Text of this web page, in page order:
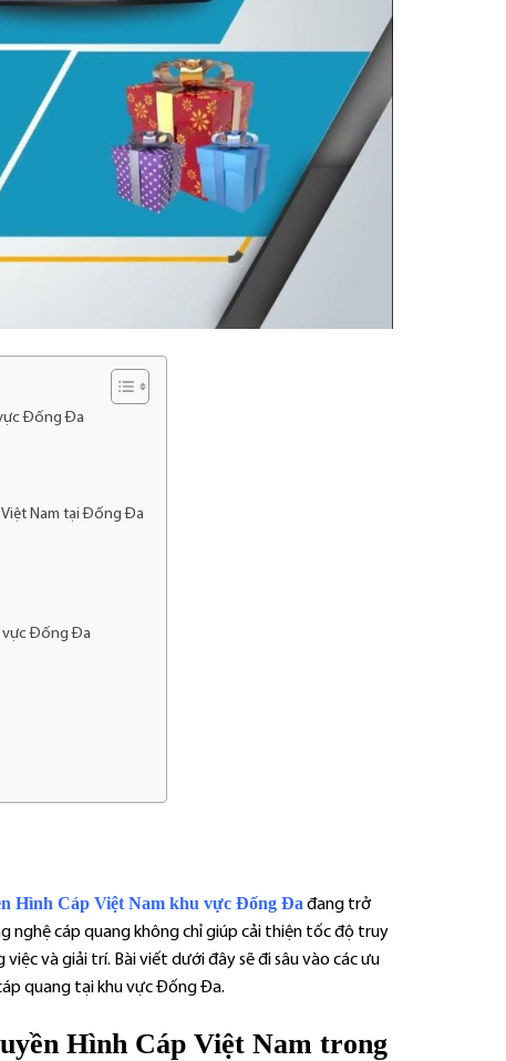
Đống Đa
Nam tại Đống Đa
vực Đống Đa
Hình Cáp Việt Nam khu vực Đống Đa đang trở
nghệ cáp quang không chỉ giúp cải thiện tốc độ truy
và giải trí. Bài viết dưới đây sẽ đi sâu vào các ưu
quang tại khu vực Đống Đa.
Hình Cáp Việt Nam trong